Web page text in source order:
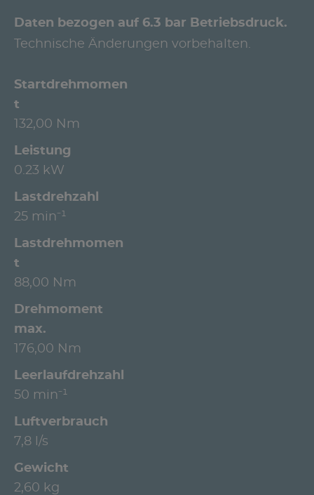
Daten bezogen auf 6.3 bar Betriebsdruck.
Technische Änderungen vorbehalten.
Startdrehmomen
t
132,00 Nm
Leistung
0.23 kW
Lastdrehzahl
25 min⁻¹
Lastdrehmomen
t
88,00 Nm
Drehmoment
max.
176,00 Nm
Leerlaufdrehzahl
50 min⁻¹
Luftverbrauch
7,8 l/s
Gewicht
2,60 kg